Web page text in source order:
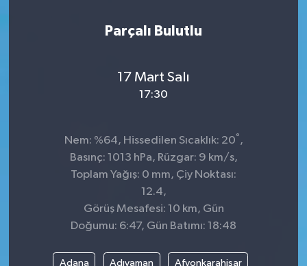
Parçalı Bulutlu
17 Mart Salı
17:30
Nem: %64, Hissedilen Sıcaklık: 20° ,
Basınç: 1013 hPa, Rüzgar: 9 km/s,
Toplam Yağış: 0 mm, Çiy Noktası:
12.4,
Görüş Mesafesi: 10 km, Gün
Doğumu: 6:47, Gün Batımı: 18:48
Adana Adıyaman Afyonkarahisar